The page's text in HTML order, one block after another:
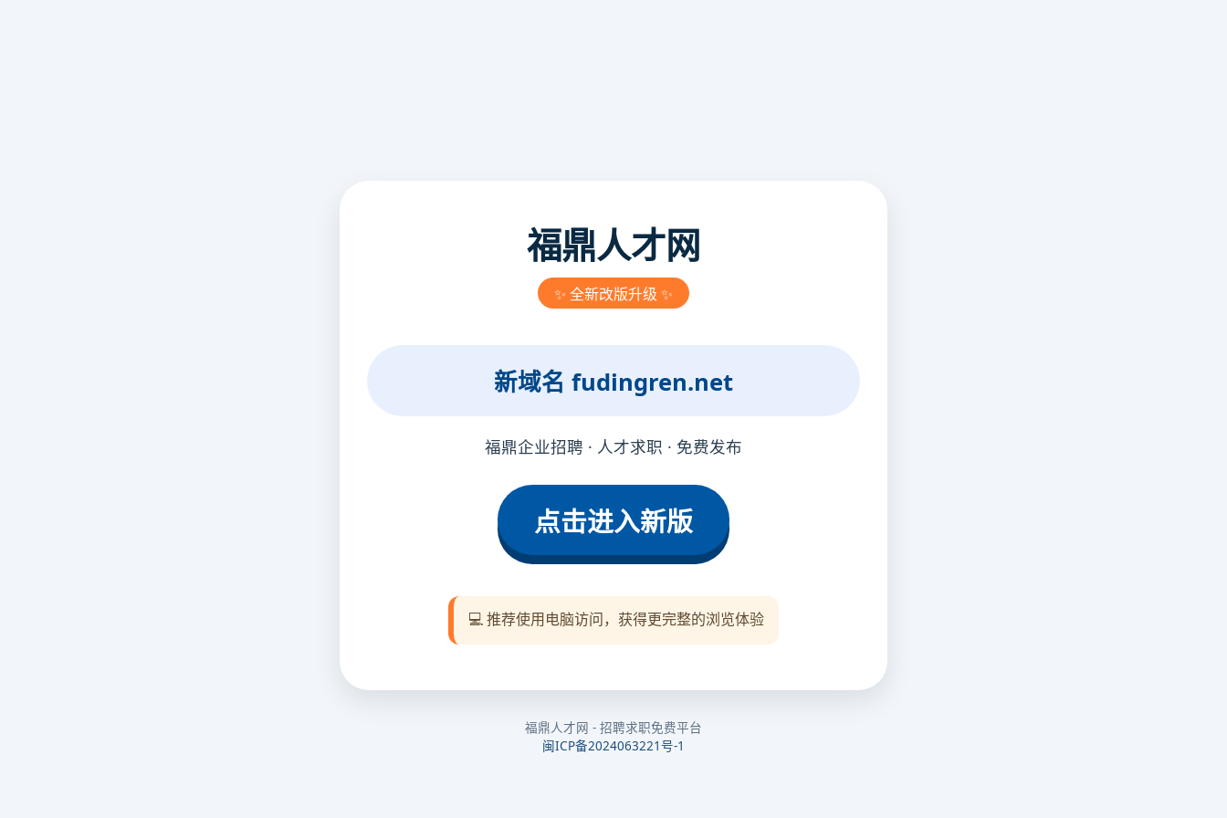
福鼎人才网
✨ 全新改版升级 ✨
新域名 fudingren.net
福鼎企业招聘 · 人才求职 · 免费发布
点击进入新版
💻 推荐使用电脑访问，获得更完整的浏览体验
福鼎人才网 - 招聘求职免费平台
闽ICP备2024063221号-1